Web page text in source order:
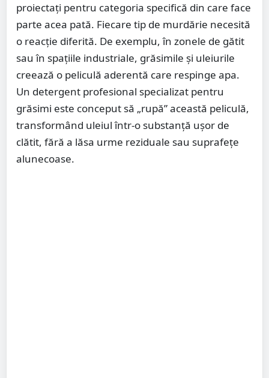
proiectați pentru categoria specifică din care face
parte acea pată. Fiecare tip de murdărie necesită
o reacție diferită. De exemplu, în zonele de gătit
sau în spațiile industriale, grăsimile și uleiurile
creează o peliculă aderentă care respinge apa.
Un detergent profesional specializat pentru
grăsimi este conceput să „rupă” această peliculă,
transformând uleiul într-o substanță ușor de
clătit, fără a lăsa urme reziduale sau suprafețe
alunecoase.